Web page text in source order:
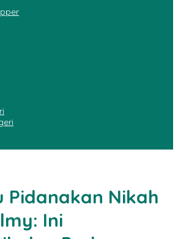
Pidanakan Nikah
Ini